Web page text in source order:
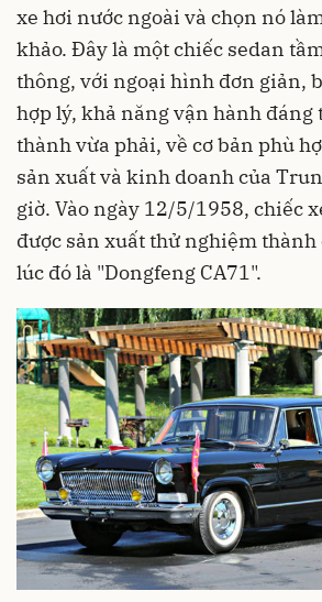
xe hơi nước ngoài và chọn nó
khảo. Đây là một chiếc sedan
thông, với ngoại hình đơn giản,
hợp lý, khả năng vận hành đáng
thành vừa phải, về cơ bản phù
sản xuất và kinh doanh của
giờ. Vào ngày 12/5/1958, chiếc
được sản xuất thử nghiệm thành
lúc đó là "Dongfeng CA71".